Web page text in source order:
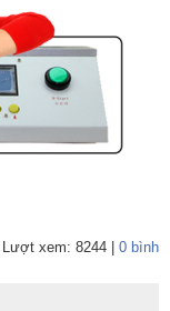
Lượt xem: 8244
0 bình